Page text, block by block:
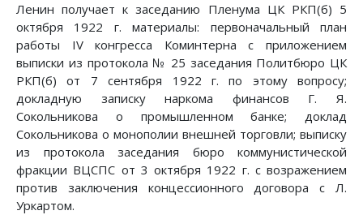
Ленин получает к заседанию Пленума ЦК РКП(б) 5
октября 1922 г. материалы: первоначальный план
работы IV конгресса Коминтерна с приложением
выписки из протокола № 25 заседания Политбюро ЦК
РКП(б) от 7 сентября 1922 г. по этому вопросу;
докладную записку наркома финансов Г. Я.
Сокольникова о промышленном банке; доклад
Сокольникова о монополии внешней торговли; выписку
из протокола заседания бюро коммунистической
фракции ВЦСПС от 3 октября 1922 г. с возражением
против заключения концессионного договора с Л.
Уркартом.